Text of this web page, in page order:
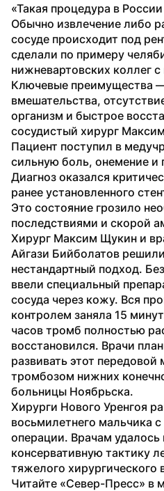
«Такая процедура в
Обычно извлечение либо
сосуде происходит под
сделали по примеру
нижневартовских коллег
Ключевые преимущества
вмешательства,
организм и быстрое
сосудистый хирург
Пациент поступил в
сильную боль, онемение и
Диагноз оказался
ранее установленного
Это состояние грозило
последствиями и скорой
Хирург Максим Щукин и
Айгази Бийболатов
нестандартный подход.
ввели специальный
сосуда через кожу. Вся
контролем заняла 15
часов тромб полностью
восстановился. Врачи
развивать этот
тромбозом нижних
больницы Ноябрьска.
Хирурги Нового Уренгоя
восьмилетнего мальчика
операции. Врачам
консервативную тактику
тяжелого хирургического
Читайте «Север-Пресс» в